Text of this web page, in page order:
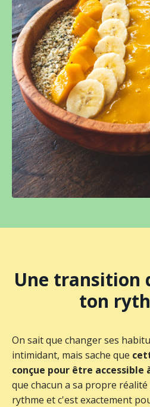
Une transition
ton
On sait que changer ses
intimidant, mais sache que
conçue pour être accessible
que chacun a sa propre
rythme et c'est exactement